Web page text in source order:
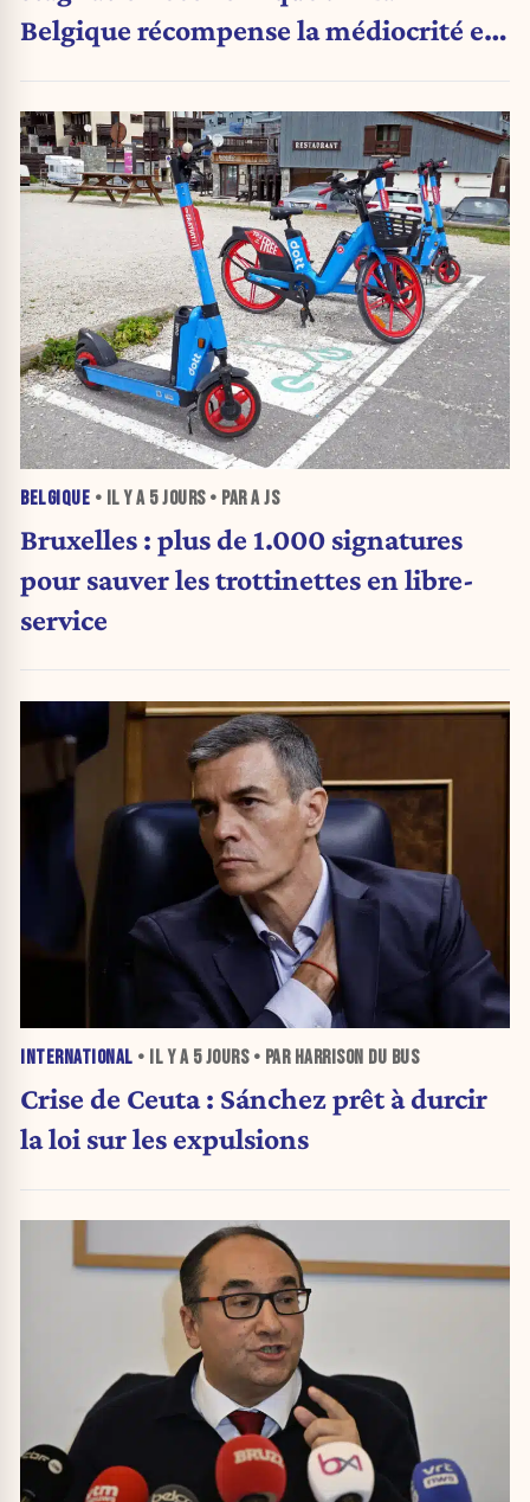
Belgique récompense la médiocrité et
BELGIQUE • IL Y A 5 JOURS• PAR A JS
Bruxelles : plus de 1.000 signatures
pour sauver les trottinettes en libre-
service
INTERNATIONAL • IL Y A 5 JOURS• PAR HARRISON DU BUS
Crise de Ceuta : Sánchez prêt à durcir
la loi sur les expulsions